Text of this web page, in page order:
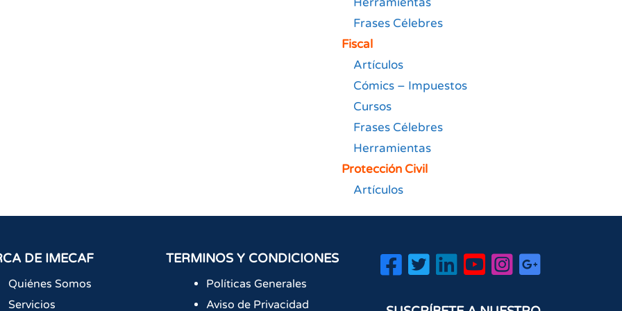
Frases Célebres
Fiscal
Artículos
Cómics – Impuestos
Cursos
Frases Célebres
Herramientas
Protección Civil
Artículos
DE IMECAF
Quiénes Somos
Servicios
TERMINOS Y CONDICIONES
Políticas Generales
Aviso de Privacidad